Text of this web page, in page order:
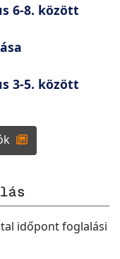
6-8. között
3-5. között
időpont foglalási